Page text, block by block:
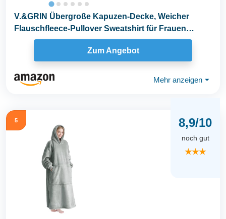
V.&GRIN Übergroße Kapuzen-Decke, Weicher
Flauschfleece-Pullover Sweatshirt für Frauen
Männer...
Zum Angebot
Mehr anzeigen ⏷
5 8,9/10
noch gut
★★★